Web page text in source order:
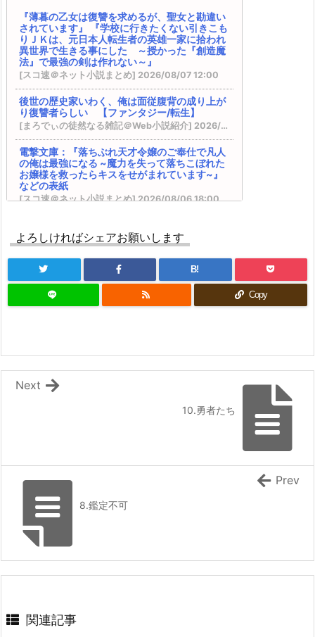
DREノベルス：『魔法の瓶詰職人システィナはく
じけない ~追放された呪われ王女は隠れた才能で
一から幸せを掴みます~』 などの表紙
『異世界★魔法少女― 転生初日に聖女扱いされま
したが、変身が罰ゲームすぎます！ ―』 『臆病魔
術師、カレンの激情 ～ダンジョンという楽園
は、君達に夢を見せるか～』
VRMMOの作品で何かオススメないですかね？ そ
の２５ ※再アンケート
BKブックス：『剣と魔法の世界に行きたいって言
ったよな?剣の魔法じゃなくてさ? ~ギフト「剣魔
法」でゲーム世界を美少女たちと駆け抜ける~』
カクヨム：『スキル無しゴトーさんは最弱のはず
です！～勇者召喚に巻き込まれたモブサラリーマ
ドラゴンノベルス：『幼馴染のS級パーティーか
ら追放された聖獣使い。万能支援魔法と仲間を増
やして最強へ! 5』 などの表紙
内政ものでオススメある？ その２０
Kラノベブックス：『【爆アド】生まれた直後か
ら最強悪霊と脳内バトルしてたら魔力量が測定可
ドとんこつ味』 『救いない怪異の世界をRPGの世
界と勘違いしてるやつ』
HJ文庫：『【やり直し】最強ダンジョン配信者!
突然10年前の世界に戻ったので全てをやり直す!
日暮らし 16』 などの表紙
『(法を)お菓子屋さんへようこそ！』 『デブの僕
が、夢で美少女冒険者になったら、現実でも変わ
れた話〜ダイエットでこんなに『人生が変わる』
『薄暮の乙女は復讐を求めるが、聖女と勘違い
されています』 『学校に行きたくない引きこも
りＪＫは、元日本人転生者の英雄一家に拾われ
異世界で生きる事にした ～授かった『創造魔
法』で最強の剣は作れない～』
[スコ速＠ネット小説まとめ] 2026/08/07 12:00
後世の歴史家いわく、俺は面従腹背の成り上が
り復讐者らしい 【ファンタジー/転生】
[まろでぃの徒然なる雑記＠Web小説紹介] 2026/08/07 05:26
電撃文庫：『落ちぶれ天才令嬢のご奉仕で凡人
の俺は最強になる ~魔力を失って落ちこぼれた
お嬢様を救ったらキスをせがまれています~』
などの表紙
[スコ速＠ネット小説まとめ] 2026/08/06 18:00
に戻ったら人類と悪魔が戦争をしていました
が、異世界で勇者になれなかった俺達はスルー
して適当に生きたいと思います～』 書籍化決
[スコ速＠ネット小説まとめ] 2026/08/06 12:00
ブドウ畑から始まる異世界スローライフ ～社畜
SQEXノベル：『天才魔法オタクが追放されて
辺境領主になったら、こうなりました! 1』 など
[スコ速＠ネット小説まとめ] 2026/08/05 18:00
る！ 【ポスト・アポカリプス/完結済み（4.6
万字）】
[まろでぃの徒然なる雑記＠Web小説紹介] 2026/08/05 08:59
DREノベルス：『魔法の瓶詰職人システィナは
くじけない ~追放された呪われ王女は隠れた才
病魔術師、カレンの激情 ～ダンジョンという
楽園は、君達に夢を見せるか～』
よろしければシェアお願いします
B!
Copy
10.勇者たち
Next
8.鑑定不可
Prev
関連記事